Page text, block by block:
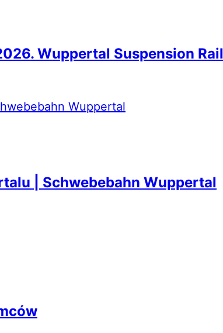
Wuppertal Suspension
| Schwebebahn Wuppertal